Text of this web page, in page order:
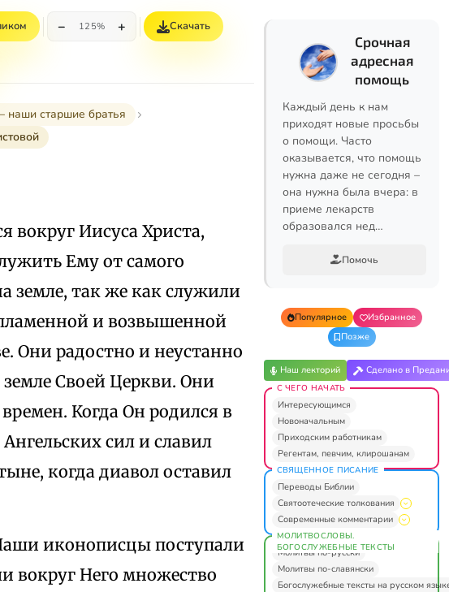
− 125% + Скачать
наши старшие братья
вокруг Иисуса Христа,
Ему от самого
земле, так же как служили
и возвышенной
Они радостно и неустанно
Своей Церкви. Они
Когда Он родился в
сил и славил
когда диавол оставил
иконописцы поступали
вокруг Него множество
Срочная
адресная
помощь
Каждый день к нам
приходят новые просьбы
о помощи. Часто
оказывается, что помощь
нужна даже не сегодня –
она нужна была вчера: в
приеме лекарств
образовался нед…
Помочь
Популярное
Избранное
Позже
Наш лекторий Сделано в
С ЧЕГО НАЧАТЬ
Интересующимся
Новоначальным
Приходским работникам
Регентам, певчим, клирошанам
СВЯЩЕННОЕ ПИСАНИЕ
Переводы Библии
Святоотеческие толкования
Современные комментарии
МОЛИТВОСЛОВЫ.
БОГОСЛУЖЕБНЫЕ ТЕКСТЫ
Молитвы по-русски
Молитвы по-славянски
Богослужебные тексты на русском